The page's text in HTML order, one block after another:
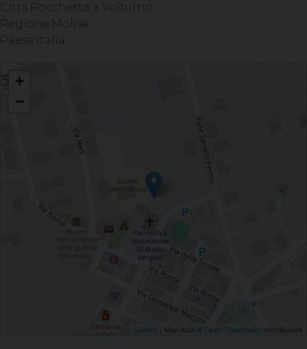
Città: Rocchetta a Volturno
Regione: Molise
Paese: Italia
ROCCHETTA A VOLTURNO
+
−
Leaflet | Map data © OpenStreetMap contributors